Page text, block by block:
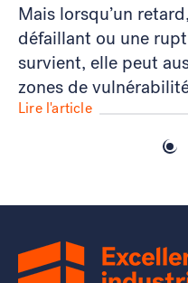
Mais lorsqu’un
défaillant ou une
survient, elle peut
zones de
Lire l'article